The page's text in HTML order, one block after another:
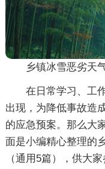
乡镇冰雪恶劣天
在日常学习、工
出现，为降低事故造
的应急预案。那么大
面是小编精心整理的
（通用5篇），供大